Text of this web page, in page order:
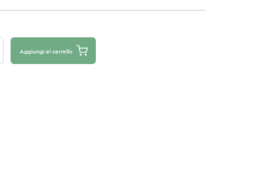
Aggiungi al carrello